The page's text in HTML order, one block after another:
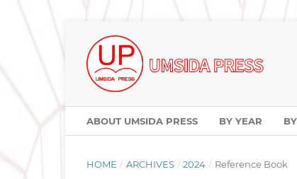
ABOUT UMSIDA PRESS BY YEAR
HOME / ARCHIVES / 2024 / Reference Book